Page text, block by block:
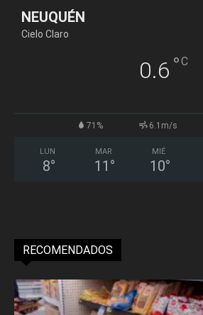
NEUQUÉN
Cielo Claro
0.6 °C
71% 6.1m/s
LUN
8°
MAR
11 °
MIÉ
10°
RECOMENDADOS